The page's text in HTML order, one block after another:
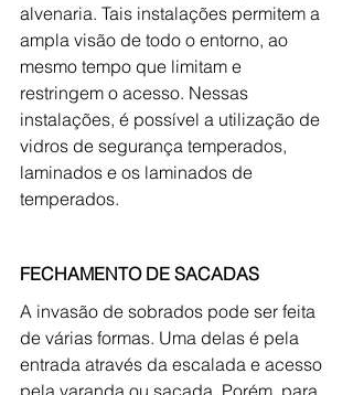
alvenaria. Tais instalações permitem a
ampla visão de todo o entorno, ao
mesmo tempo que limitam e
restringem o acesso. Nessas
instalações, é possível a utilização de
vidros de segurança temperados,
laminados e os laminados de
temperados.
FECHAMENTO DE SACADAS
A invasão de sobrados pode ser feita
de várias formas. Uma delas é pela
entrada através da escalada e acesso
pela varanda ou sacada. Porém, para